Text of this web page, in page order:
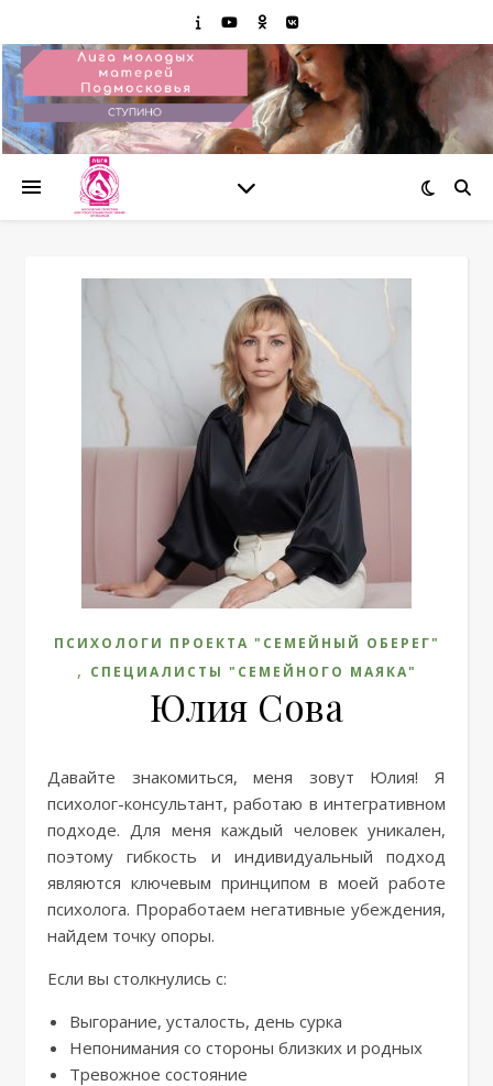
ПСИХОЛОГИ ПРОЕКТА "СЕМЕЙНЫЙ ОБЕРЕГ"
, СПЕЦИАЛИСТЫ "СЕМЕЙНОГО МАЯКА"
Юлия Сова
Давайте знакомиться, меня зовут Юлия! Я
психолог-консультант, работаю в интегративном
подходе. Для меня каждый человек уникален,
поэтому гибкость и индивидуальный подход
являются ключевым принципом в моей работе
психолога. Проработаем негативные убеждения,
найдем точку опоры.
Ecли вы cтолкнулиcь с:
Выгорание, усталость, день сурка
Непонимания со стороны близких и родных
Тревожное состояние